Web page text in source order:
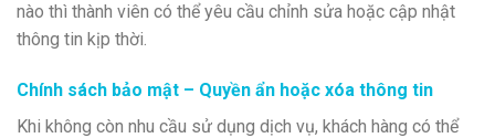
nào thì thành viên có thể yêu cầu chỉnh sửa hoặc cập nhật
thông tin kịp thời.
Chính sách bảo mật – Quyền ẩn hoặc xóa thông tin
Khi không còn nhu cầu sử dụng dịch vụ, khách hàng có thể